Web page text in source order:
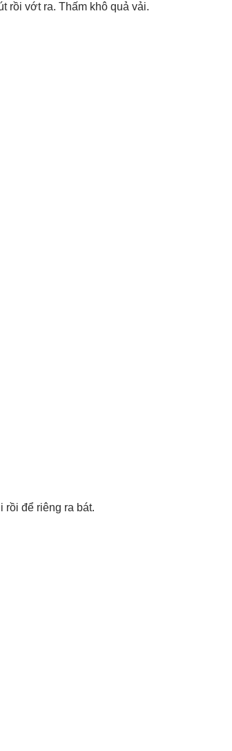
rồi vớt ra. Thấm khô quả vải.
rồi để riêng ra bát.